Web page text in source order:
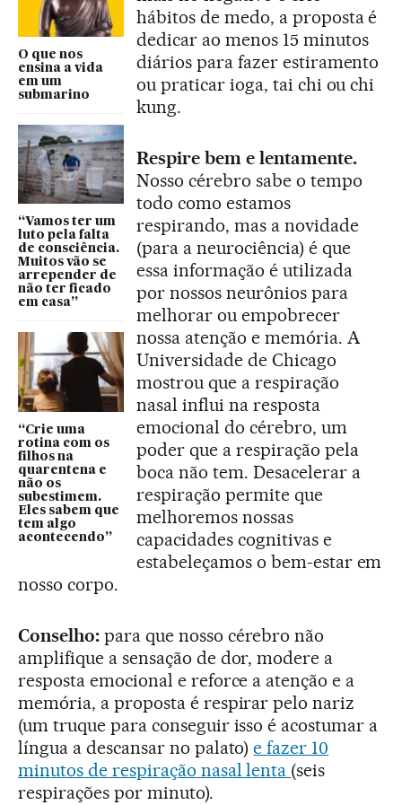
O que nos
ensina a vida
em um
submarino
“Vamos ter um
luto pela falta
de consciência.
Muitos vão se
arrepender de
não ter ficado
em casa”
“Crie uma
rotina com os
filhos na
quarentena e
não os
subestimem.
Eles sabem que
tem algo
acontecendo”
hábitos de medo, a proposta é
dedicar ao menos 15 minutos
diários para fazer estiramento
ou praticar ioga, tai chi ou chi
kung.
Respire bem e lentamente.
Nosso cérebro sabe o tempo
todo como estamos
respirando, mas a novidade
(para a neurociência) é que
essa informação é utilizada
por nossos neurônios para
melhorar ou empobrecer
nossa atenção e memória. A
Universidade de Chicago
mostrou que a respiração
nasal influi na resposta
emocional do cérebro, um
poder que a respiração pela
boca não tem. Desacelerar a
respiração permite que
melhoremos nossas
capacidades cognitivas e
estabeleçamos o bem-estar em
nosso corpo.
Conselho:para que nosso cérebro não
amplifique a sensação de dor, modere a
resposta emocional e reforce a atenção e a
memória, a proposta é respirar pelo nariz
(um truque para conseguir isso é acostumar a
língua a descansar no palato)e fazer 10
minutos de respiração nasal lenta (seis
respirações por minuto).